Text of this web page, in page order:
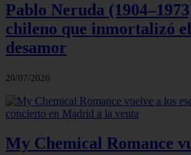
Pablo Neruda
chileno que inmortalizó
desamor
20/07/2026
My Chemical Romance